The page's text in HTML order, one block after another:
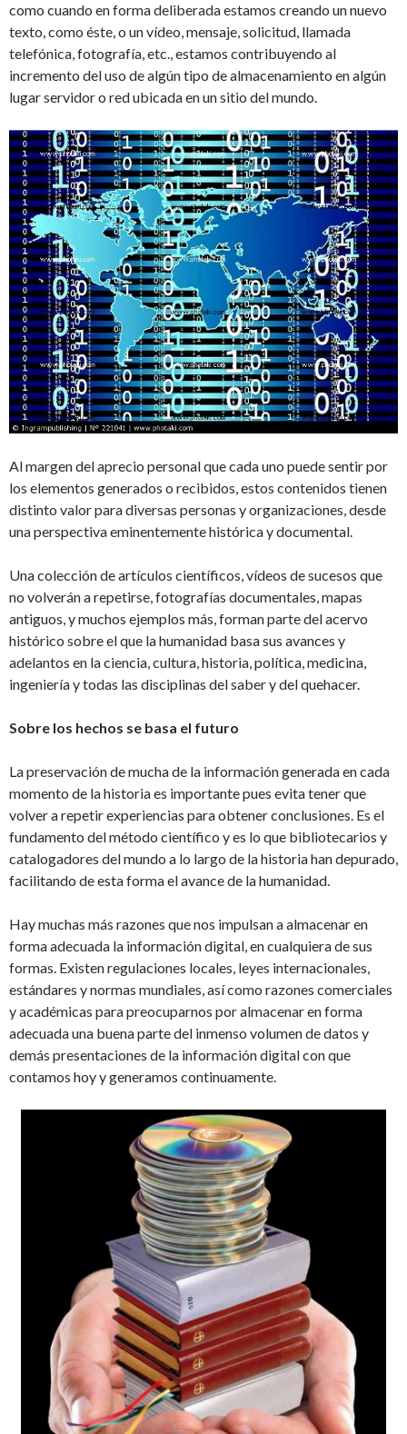
como cuando en forma deliberada estamos creando un nuevo
texto, como éste, o un vídeo, mensaje, solicitud, llamada
telefónica, fotografía, etc., estamos contribuyendo al
incremento del uso de algún tipo de almacenamiento en algún
lugar servidor o red ubicada en un sitio del mundo.
Al margen del aprecio personal que cada uno puede sentir por
los elementos generados o recibidos, estos contenidos tienen
distinto valor para diversas personas y organizaciones, desde
una perspectiva eminentemente histórica y documental.
Una colección de artículos científicos, vídeos de sucesos que
no volverán a repetirse, fotografías documentales, mapas
antiguos, y muchos ejemplos más, forman parte del acervo
histórico sobre el que la humanidad basa sus avances y
adelantos en la ciencia, cultura, historia, política, medicina,
ingeniería y todas las disciplinas del saber y del quehacer.
Sobre los hechos se basa el futuro
La preservación de mucha de la información generada en cada
momento de la historia es importante pues evita tener que
volver a repetir experiencias para obtener conclusiones. Es el
fundamento del método científico y es lo que bibliotecarios y
catalogadores del mundo a lo largo de la historia han depurado,
facilitando de esta forma el avance de la humanidad.
Hay muchas más razones que nos impulsan a almacenar en
forma adecuada la información digital, en cualquiera de sus
formas. Existen regulaciones locales, leyes internacionales,
estándares y normas mundiales, así como razones comerciales
y académicas para preocuparnos por almacenar en forma
adecuada una buena parte del inmenso volumen de datos y
demás presentaciones de la información digital con que
contamos hoy y generamos continuamente.